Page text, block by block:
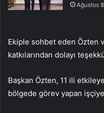
Ağustos
Ekiple sohbet eden Özten
katkılarından dolayı
Başkan Özten, 11 ili
bölgede görev yapan